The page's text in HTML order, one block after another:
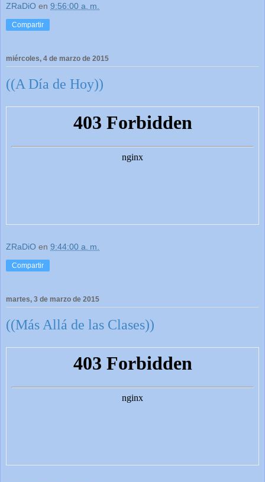
ZRaDiO en 9:56:00 a. m.
Compartir
miércoles, 4 de marzo de 2015
((A Día de Hoy))
ZRaDiO en 9:44:00 a. m.
Compartir
martes, 3 de marzo de 2015
((Más Allá de las Clases))